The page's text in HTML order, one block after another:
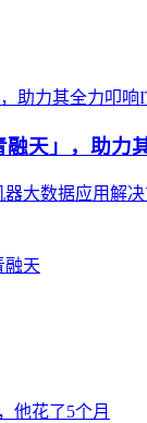
天」，助力
器大数据应用解
融天
他花了5个月